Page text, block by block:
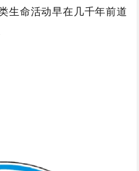
生命活动早在几千年前道